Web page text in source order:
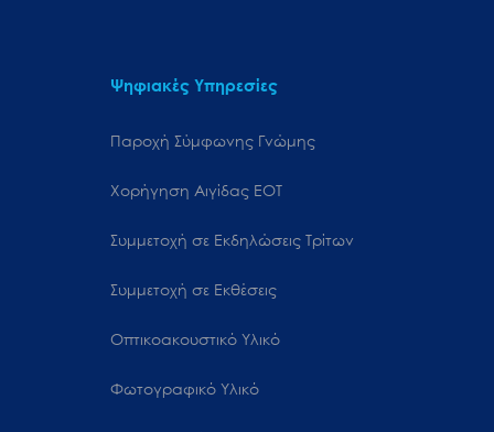
Ψηφιακές Υπηρεσίες
Παροχή Σύμφωνης Γνώμης
Χορήγηση Αιγίδας ΕΟΤ
Συμμετοχή σε Εκδηλώσεις Τρίτων
Συμμετοχή σε Εκθέσεις
Οπτικοακουστικό Υλικό
Φωτογραφικό Υλικό